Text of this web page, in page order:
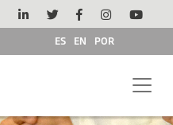
ES
EN POR